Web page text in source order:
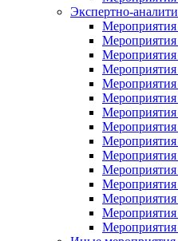
Экспертно-
Мероприятия
Мероприятия
Мероприятия
Мероприятия
Мероприятия
Мероприятия
Мероприятия
Мероприятия
Мероприятия
Мероприятия
Мероприятия
Мероприятия
Мероприятия
Мероприятия
Мероприятия